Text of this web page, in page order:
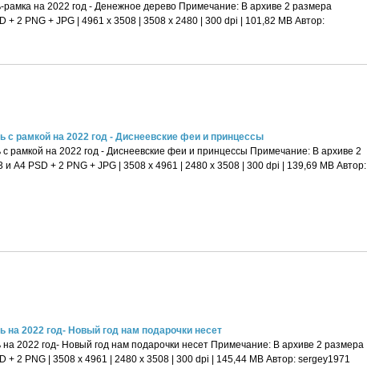
на 2022 год - Денежное дерево Примечание: В архиве 2 размера
+ 2 PNG + JPG | 4961 x 3508 | 3508 x 2480 | 300 dpi | 101,82 MB Автор:
с рамкой на 2022 год - Диснеевские феи и принцессы
рамкой на 2022 год - Диснеевские феи и принцессы Примечание: В архиве 2
А4 PSD + 2 PNG + JPG | 3508 x 4961 | 2480 x 3508 | 300 dpi | 139,69 MB Автор:
на 2022 год- Новый год нам подарочки несет
2022 год- Новый год нам подарочки несет Примечание: В архиве 2 размера
+ 2 PNG | 3508 x 4961 | 2480 x 3508 | 300 dpi | 145,44 MB Автор: sergey1971